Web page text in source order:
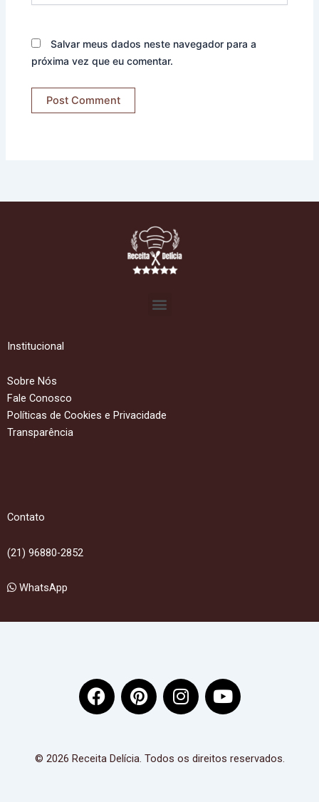
Salvar meus dados neste navegador para a
próxima vez que eu comentar.
Menu
Institucional
Sobre Nós
Fale Conosco
Políticas de Cookies e Privacidade
Transparência
Contato
(21) 96880-2852
WhatsApp
F
a
b
P
i
e
I
n
a
Y
o
u
© 2026 Receita Delícia. Todos os direitos reservados.